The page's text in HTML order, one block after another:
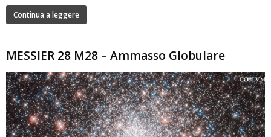
Continua a leggere
MESSIER 28 M28 – Ammasso Globulare